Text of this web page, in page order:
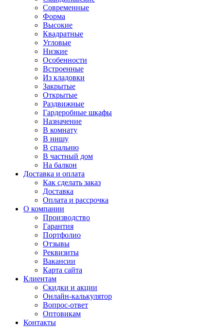
Современные
Форма
Высокие
Квадратные
Угловые
Низкие
Особенности
Встроенные
Из кладовки
Закрытые
Открытые
Раздвижные
Гардеробные шкафы
Назначение
В комнату
В нишу
В спальню
В частный дом
На балкон
Доставка и оплата
Как сделать заказ
Доставка
Оплата и рассрочка
О компании
Производство
Гарантия
Портфолио
Отзывы
Реквизиты
Вакансии
Карта сайта
Клиентам
Скидки и акции
Онлайн-калькулятор
Вопрос-ответ
Оптовикам
Контакты